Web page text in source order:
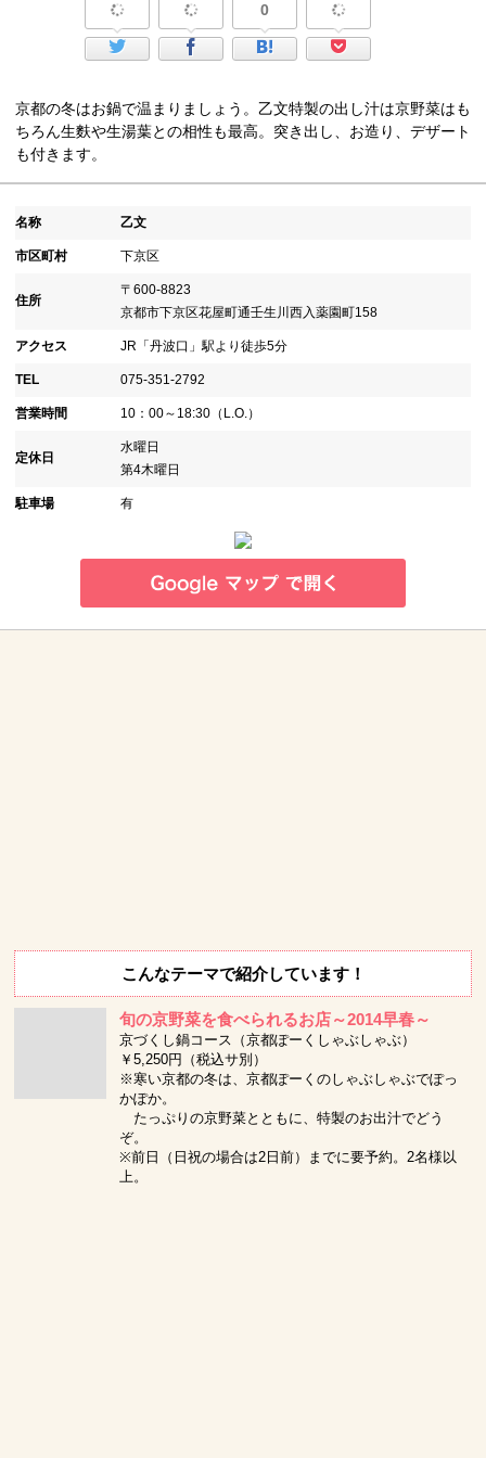
0
京都の冬はお鍋で温まりましょう。乙文特製の出し汁は京野菜はも
ちろん生麩や生湯葉との相性も最高。突き出し、お造り、デザート
も付きます。
名称 乙文
市区町村 下京区
住所
〒600-8823
京都市下京区花屋町通壬生川西入薬園町158
アクセス JR「丹波口」駅より徒歩5分
TEL 075-351-2792
営業時間 10：00～18:30（L.O.）
定休日
水曜日
第4木曜日
駐車場 有
こんなテーマで紹介しています！
旬の京野菜を食べられるお店～2014早春～
京づくし鍋コース（京都ぽーくしゃぶしゃぶ）
￥5,250円（税込サ別）
※寒い京都の冬は、京都ぽーくのしゃぶしゃぶでぽっ
かぽか。
たっぷりの京野菜とともに、特製のお出汁でどう
ぞ。
※前日（日祝の場合は2日前）までに要予約。2名様以
上。